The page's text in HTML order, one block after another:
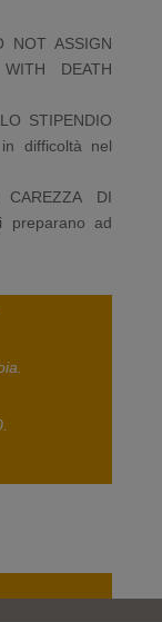
NOT ASSIGN
DEATH
STIPENDIO
difficoltà nel
DI
preparano ad